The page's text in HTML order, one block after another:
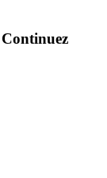
Continuez